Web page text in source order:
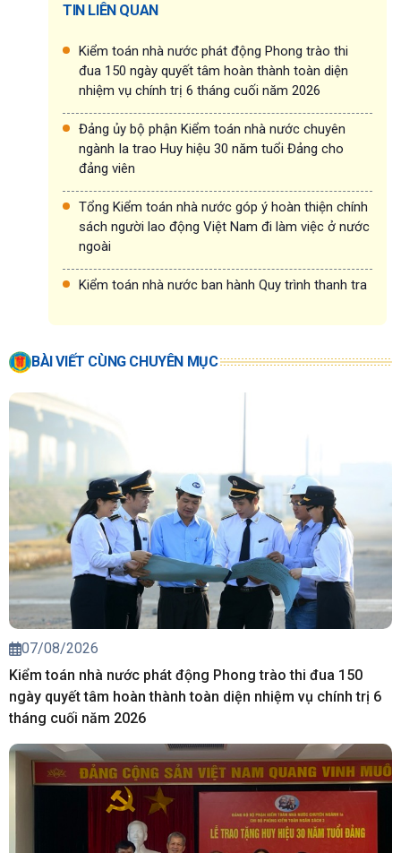
TIN LIÊN QUAN
Kiểm toán nhà nước phát động Phong trào thi
đua 150 ngày quyết tâm hoàn thành toàn diện
nhiệm vụ chính trị 6 tháng cuối năm 2026
Đảng ủy bộ phận Kiểm toán nhà nước chuyên
ngành Ia trao Huy hiệu 30 năm tuổi Đảng cho
đảng viên
Tổng Kiểm toán nhà nước góp ý hoàn thiện chính
sách người lao động Việt Nam đi làm việc ở nước
ngoài
Kiểm toán nhà nước ban hành Quy trình thanh tra
BÀI VIẾT CÙNG CHUYÊN MỤC
07/08/2026
Kiểm toán nhà nước phát động Phong trào thi đua 150
ngày quyết tâm hoàn thành toàn diện nhiệm vụ chính trị 6
tháng cuối năm 2026